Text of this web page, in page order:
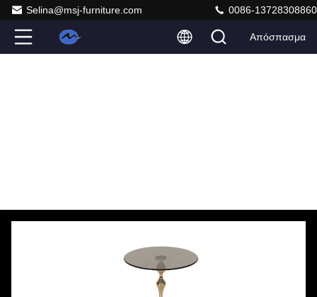
Selina@msj-furniture.com 0086-13728308860
Απόσπασμα